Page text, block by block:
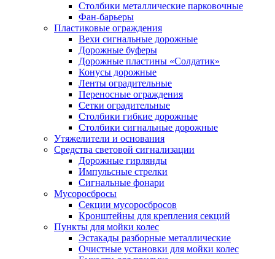
Столбики металлические парковочные
Фан-барьеры
Пластиковые ограждения
Вехи сигнальные дорожные
Дорожные буферы
Дорожные пластины «Солдатик»
Конусы дорожные
Ленты оградительные
Переносные ограждения
Сетки оградительные
Столбики гибкие дорожные
Столбики сигнальные дорожные
Утяжелители и основания
Средства световой сигнализации
Дорожные гирлянды
Импульсные стрелки
Сигнальные фонари
Мусоросбросы
Секции мусоросбросов
Кронштейны для крепления секций
Пункты для мойки колес
Эстакады разборные металлические
Очистные установки для мойки колес